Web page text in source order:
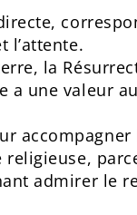
l’attente.
la
a une valeur
accompagner
admirer le